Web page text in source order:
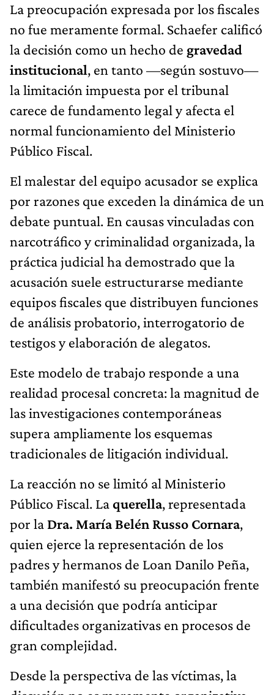
La preocupación expresada por los fiscales
no fue meramente formal. Schaefer calificó
la decisión como un hecho de gravedad
institucional, en tanto —según sostuvo—
la limitación impuesta por el tribunal
carece de fundamento legal y afecta el
normal funcionamiento del Ministerio
Público Fiscal.
El malestar del equipo acusador se explica
por razones que exceden la dinámica de un
debate puntual. En causas vinculadas con
narcotráfico y criminalidad organizada, la
práctica judicial ha demostrado que la
acusación suele estructurarse mediante
equipos fiscales que distribuyen funciones
de análisis probatorio, interrogatorio de
testigos y elaboración de alegatos.
Este modelo de trabajo responde a una
realidad procesal concreta: la magnitud de
las investigaciones contemporáneas
supera ampliamente los esquemas
tradicionales de litigación individual.
La reacción no se limitó al Ministerio
Público Fiscal. La querella, representada
por la Dra. María Belén Russo Cornara,
quien ejerce la representación de los
padres y hermanos de Loan Danilo Peña,
también manifestó su preocupación frente
a una decisión que podría anticipar
dificultades organizativas en procesos de
gran complejidad.
Desde la perspectiva de las víctimas, la